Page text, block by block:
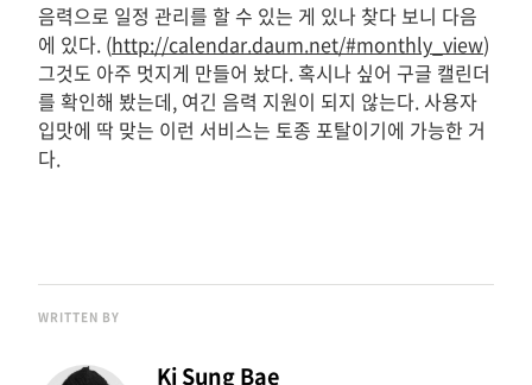
음력으로 일정 관리를 할 수 있는 게 있나 찾다 보니 다음
에 있다. (http://calendar.daum.net/#monthly_view)
그것도 아주 멋지게 만들어 놨다. 혹시나 싶어 구글 캘린더
를 확인해 봤는데, 여긴 음력 지원이 되지 않는다. 사용자
입맛에 딱 맞는 이런 서비스는 토종 포탈이기에 가능한 거
다.
WRITTEN BY
Ki Sung Bae